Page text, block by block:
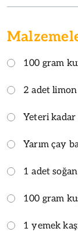
100 gram
2 adet limon
Yeteri kadar
Yarım çay
1 adet soğan
100 gram
1 yemek